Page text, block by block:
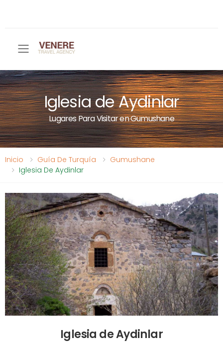
Toggle mobile menu
Iglesia de Aydinlar
Lugares Para Visitar en Gumushane
Inicio Guía De Turquía
Gumushane
Iglesia De Aydinlar
Iglesia de Aydinlar